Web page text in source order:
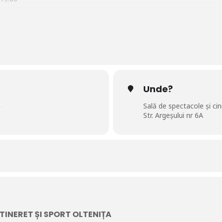
Direcției de Cultură Oltenița, la următoarea piesă de teatru:
Unde?
Sală de spectacole și
Str. Argeșului nr 6A
ȘI SPORT OLTENIȚA